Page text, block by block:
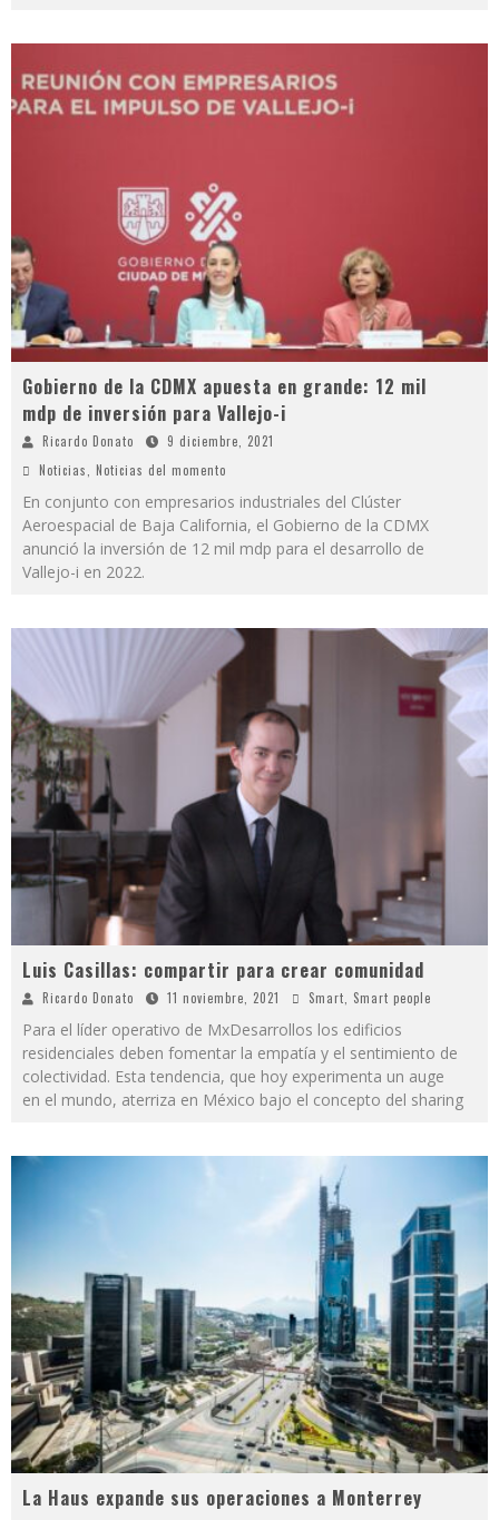
Gobierno de la CDMX apuesta en grande: 12 mil
mdp de inversión para Vallejo-i
Ricardo Donato
9 diciembre, 2021
Noticias
Noticias del momento
En conjunto con empresarios industriales del Clúster
Aeroespacial de Baja California, el Gobierno de la CDMX
anunció la inversión de 12 mil mdp para el desarrollo de
Vallejo-i en 2022.
Luis Casillas: compartir para crear comunidad
Ricardo Donato 11 noviembre, 2021 Smart Smart people
Para el líder operativo de MxDesarrollos los edificios
residenciales deben fomentar la empatía y el sentimiento de
colectividad. Esta tendencia, que hoy experimenta un auge
en el mundo, aterriza en México bajo el concepto del sharing
La Haus expande sus operaciones a Monterrey